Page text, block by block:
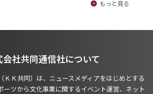
もっと見る
会社共同通信社について
ＫＫ共同）は、ニュースメディアをはじめとする
ーツから文化事業に関するイベント運営、ネット